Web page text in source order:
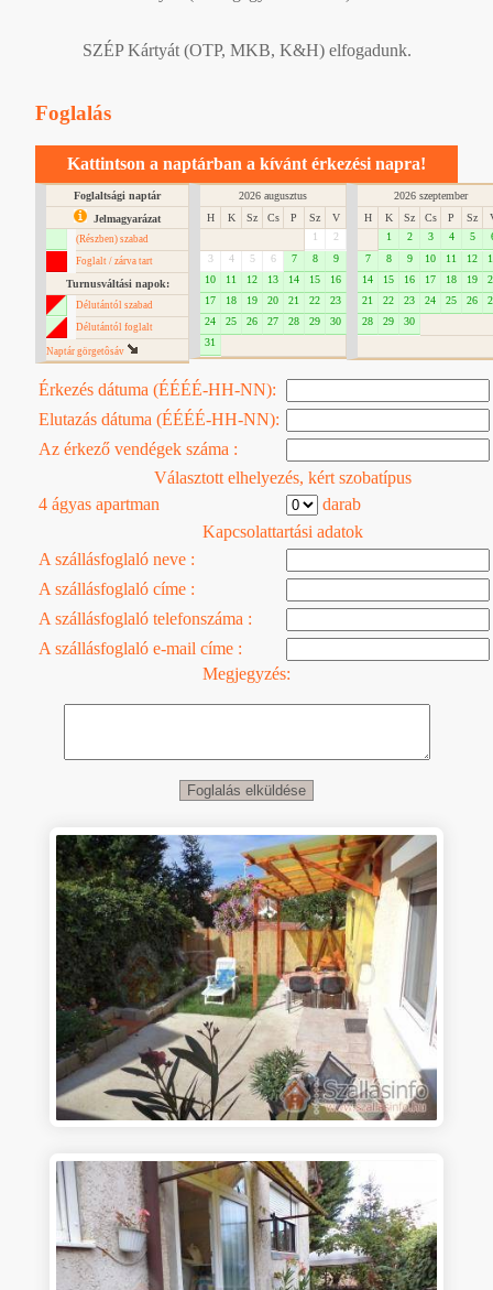
SZÉP Kártyát (OTP, MKB, K&H) elfogadunk.
Foglalás
Kattintson a naptárban a kívánt érkezési napra!
Foglaltsági naptár
Jelmagyarázat
(Részben) szabad
Foglalt / zárva tart
Turnusváltási napok:
Délutántól szabad
Délutántól foglalt
Naptár görgetôsáv
2026 augusztus
H
K Sz Cs P Sz
V
1
2
3
4 5 6 7 8
9
10
11 12 13 14 15
16
17
18 19 20 21 22
23
24
25 26 27 28 29
30
31
2026 szeptember
H
K Sz Cs P Sz
1
2 3 4 5
7
8 9 10 11 12
14
15 16 17 18 19
21
22 23 24 25 26
28
29 30
Érkezés dátuma (ÉÉÉÉ-HH-NN):
Elutazás dátuma (ÉÉÉÉ-HH-NN):
Az érkező vendégek száma :
Választott elhelyezés, kért szobatípus
4 ágyas apartman
darab
Kapcsolattartási adatok
A szállásfoglaló neve :
A szállásfoglaló címe :
A szállásfoglaló telefonszáma :
A szállásfoglaló e-mail címe :
Megjegyzés: